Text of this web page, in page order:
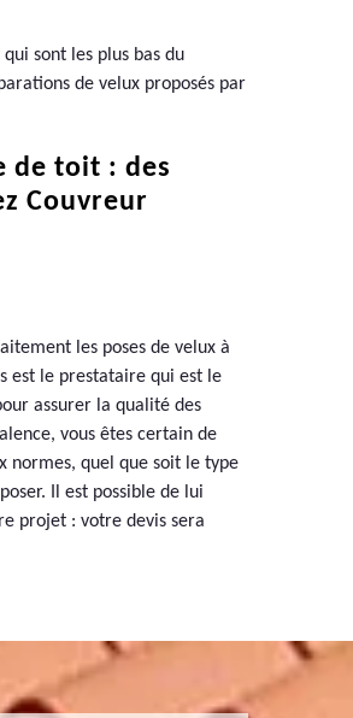
sont les plus bas du
de velux proposés par
de toit : des
Couvreur
les poses de velux à
est le prestataire qui est le
assurer la qualité des
vous êtes certain de
normes, quel que soit le type
Il est possible de lui
projet : votre devis sera